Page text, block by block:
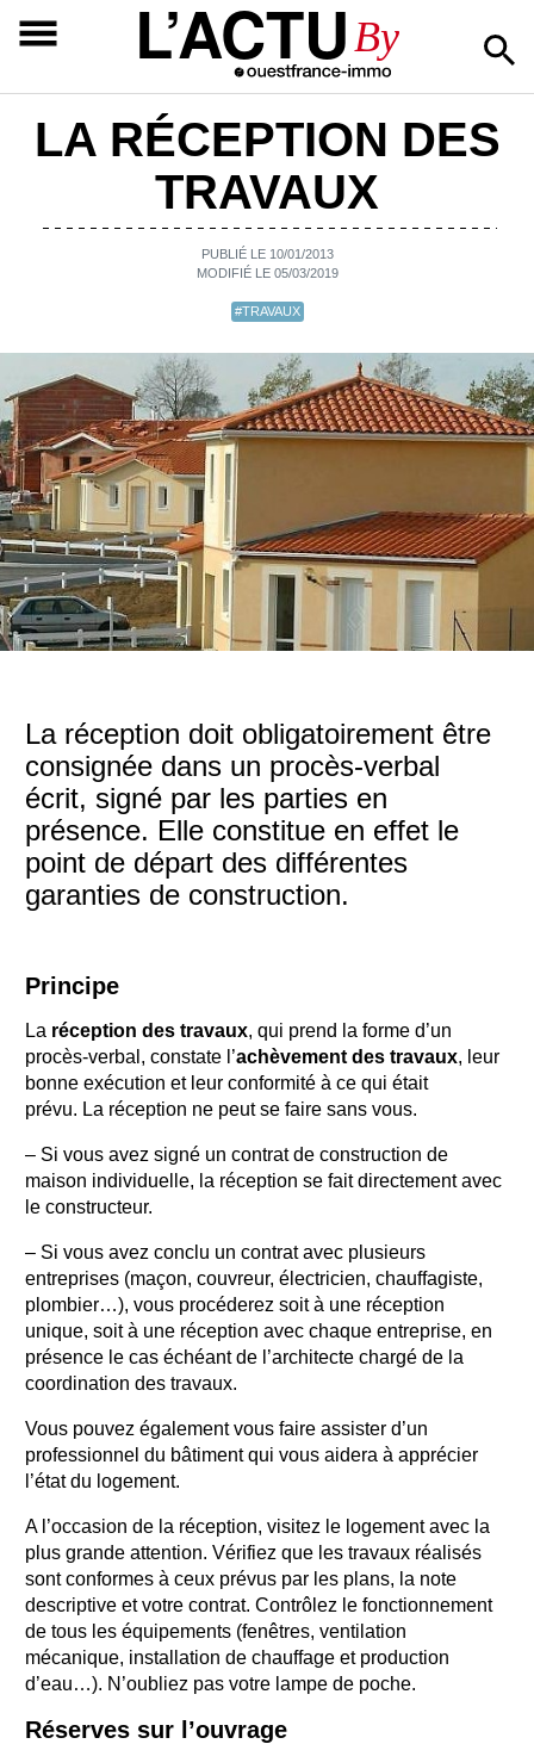
L’ACTUBy
LA RÉCEPTION DES
TRAVAUX
PUBLIÉ LE 10/01/2013
MODIFIÉ LE 05/03/2019
#TRAVAUX
La réception doit obligatoirement être
consignée dans un procès-verbal
écrit, signé par les parties en
présence. Elle constitue en effet le
point de départ des différentes
garanties de construction.
Principe
La réception des travaux, qui prend la forme d’un
procès-verbal, constate l’achèvement des travaux, leur
bonne exécution et leur conformité à ce qui était
prévu. La réception ne peut se faire sans vous.
– Si vous avez signé un contrat de construction de
maison individuelle, la réception se fait directement avec
le constructeur.
– Si vous avez conclu un contrat avec plusieurs
entreprises (maçon, couvreur, électricien, chauffagiste,
plombier…), vous procéderez soit à une réception
unique, soit à une réception avec chaque entreprise, en
présence le cas échéant de l’architecte chargé de la
coordination des travaux.
Vous pouvez également vous faire assister d’un
professionnel du bâtiment qui vous aidera à apprécier
l’état du logement.
A l’occasion de la réception, visitez le logement avec la
plus grande attention. Vérifiez que les travaux réalisés
sont conformes à ceux prévus par les plans, la note
descriptive et votre contrat. Contrôlez le fonctionnement
de tous les équipements (fenêtres, ventilation
mécanique, installation de chauffage et production
d’eau…). N’oubliez pas votre lampe de poche.
Réserves sur l’ouvrage